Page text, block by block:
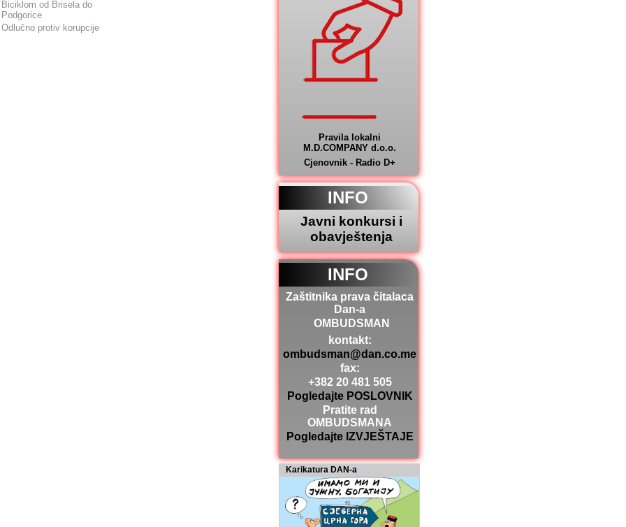
Biciklom od Brisela do
Podgorice
Odlučno protiv korupcije
Pravila lokalni
M.D.COMPANY d.o.o.
Cjenovnik - Radio D+
INFO
Javni konkursi i
obavještenja
INFO
Zaštitnika prava čitalaca
Dan-a
OMBUDSMAN
kontakt:
ombudsman@dan.co.me
fax:
+382 20 481 505
Pogledajte POSLOVNIK
Pratite rad
OMBUDSMANA
Pogledajte IZVJEŠTAJE
Karikatura DAN-a